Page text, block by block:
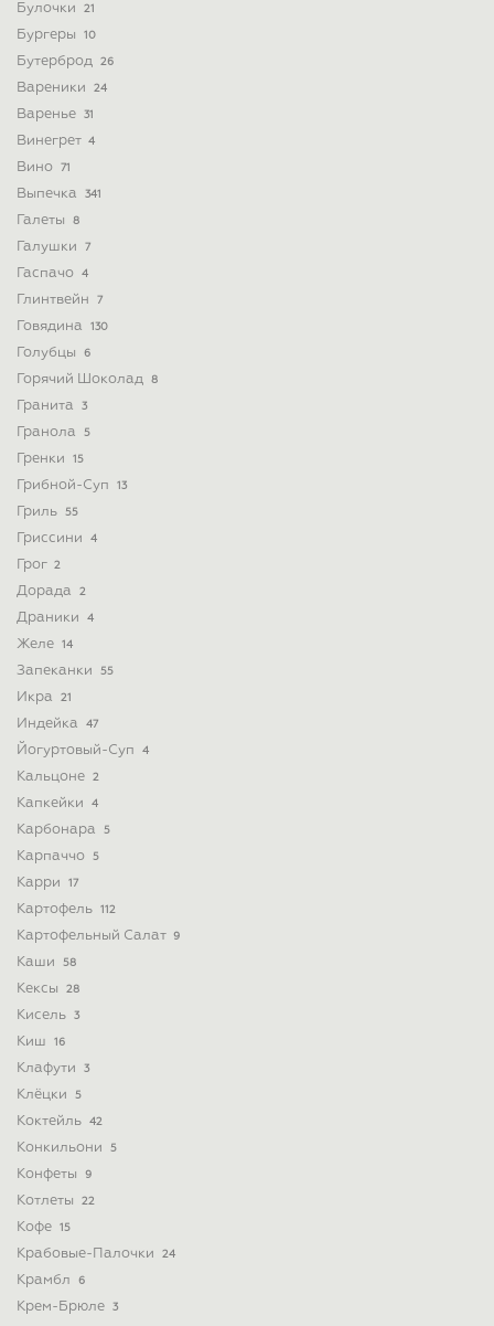
Булочки 21
Бургеры 10
Бутерброд 26
Вареники 24
Варенье 31
Винегрет 4
Вино 71
Выпечка 341
Галеты 8
Галушки 7
Гаспачо 4
Глинтвейн 7
Говядина 130
Голубцы 6
Горячий Шоколад 8
Гранита 3
Гранола 5
Гренки 15
Грибной-Суп 13
Гриль 55
Гриссини 4
Грог 2
Дорада 2
Драники 4
Желе 14
Запеканки 55
Икра 21
Индейка 47
Йогуртовый-Суп 4
Кальцоне 2
Капкейки 4
Карбонара 5
Карпаччо 5
Карри 17
Картофель 112
Картофельный Салат 9
Каши 58
Кексы 28
Кисель 3
Киш 16
Клафути 3
Клёцки 5
Коктейль 42
Конкильони 5
Конфеты 9
Котлеты 22
Кофе 15
Крабовые-Палочки 24
Крамбл 6
Крем-Брюле 3